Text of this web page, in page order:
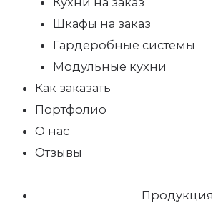
Шкафы на заказ
Гардеробные системы
Модульные кухни
Как заказать
Портфолио
О нас
Отзывы
Продукция